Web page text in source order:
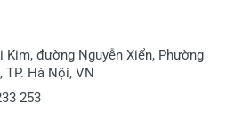
đường Nguyễn Xiển, Phường
TP. Hà Nội, VN
253